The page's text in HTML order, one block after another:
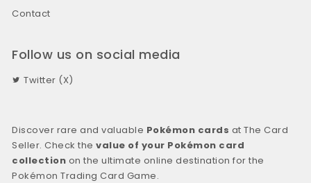
Contact
Follow us on social media
Twitter (X)
Discover rare and valuable Pokémon cards at The Card
Seller. Check thevalue of your Pokémon card
collection on the ultimate online destination for the
Pokémon Trading Card Game.